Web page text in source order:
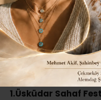
Giriş: 03-09-2014 23:01
Güncelleme: 03-09-2014
1.Üsküdar Sahaf